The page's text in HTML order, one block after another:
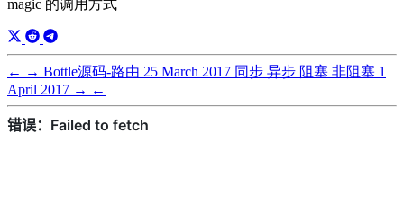
magic 的调用方式
← → Bottle源码-路由 25 March 2017 同步 异步 阻塞 非阻塞 1
April 2017 → ←